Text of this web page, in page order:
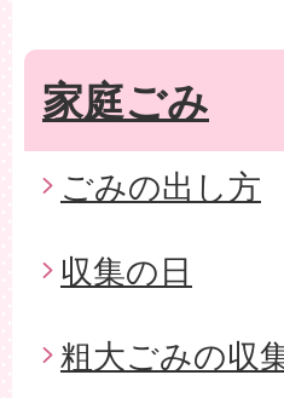
家庭ごみ
ごみの出し方
収集の日
粗大ごみの収